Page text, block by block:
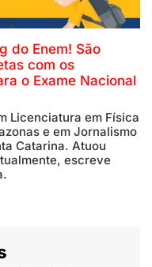
do Enem! São
com os
o Exame Nacional
Licenciatura em Física
e em Jornalismo
Catarina. Atuou
escreve